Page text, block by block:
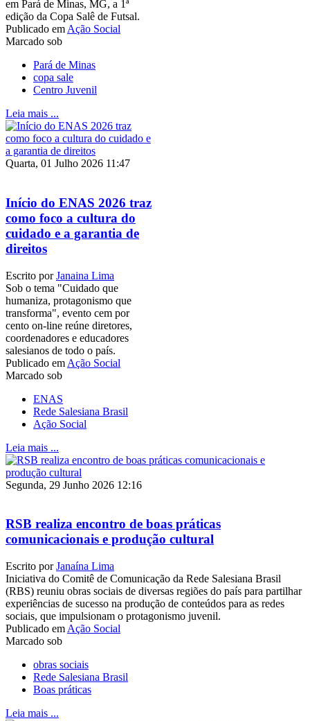
em Pará de Minas, MG, a 1ª
edição da Copa Salê de Futsal.
Publicado em Ação Social
Marcado sob
Pará de Minas
copa sale
Centro Juvenil
Leia mais ...
Quarta, 01 Julho 2026 11:47
Início do ENAS 2026 traz
como foco a cultura do
cuidado e a garantia de
direitos
Escrito porJanaina Lima
Sob o tema "Cuidado que
humaniza, protagonismo que
transforma", evento cem por
cento on-line reúne diretores,
coordenadores e educadores
salesianos de todo o país.
Publicado em Ação Social
Marcado sob
ENAS
Rede Salesiana Brasil
Ação Social
Leia mais ...
Segunda, 29 Junho 2026 12:16
RSB realiza encontro de boas práticas
comunicacionais e produção cultural
Escrito porJanaína Lima
Iniciativa do Comitê de Comunicação da Rede Salesiana Brasil
(RBS) reuniu obras sociais de diversas regiões do país para partilhar
experiências de sucesso na produção de conteúdos para as redes
sociais, que impulsionam o protagonismo juvenil.
Publicado em Ação Social
Marcado sob
obras sociais
Rede Salesiana Brasil
Boas práticas
Leia mais ...